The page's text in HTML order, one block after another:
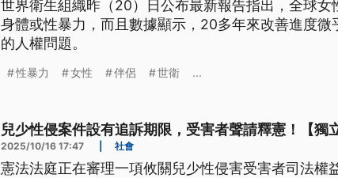
世界衛生組織昨（20）日公布最新報告指出，全球女
身體或性暴力，而且數據顯示，20多年來改善進度微
的人權問題。
性暴力 女性 伴侶 世衛 ...
兒少性侵案件設有追訴期限，受害者聲請釋憲！【獨
2025/10/16 17:47 社會
憲法法庭正在審理一項攸關兒少性侵害受害者司法權